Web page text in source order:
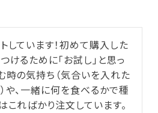
しています！初めて購入した
けるために「お試し」と思っ
時の気持ち（気合いを入れた
や、一緒に何を食べるかで種
こればかり注文しています。